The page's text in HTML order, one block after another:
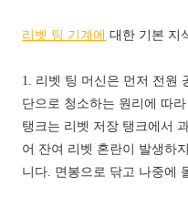
리벳 팅 기계에 대한 기본 지
1. 리벳 팅 머신은 먼저 전원
단으로 청소하는 원리에 따
탱크는 리벳 저장 탱크에서
어 잔여 리벳 혼란이 발생하
니다. 면봉으로 닦고 나중에